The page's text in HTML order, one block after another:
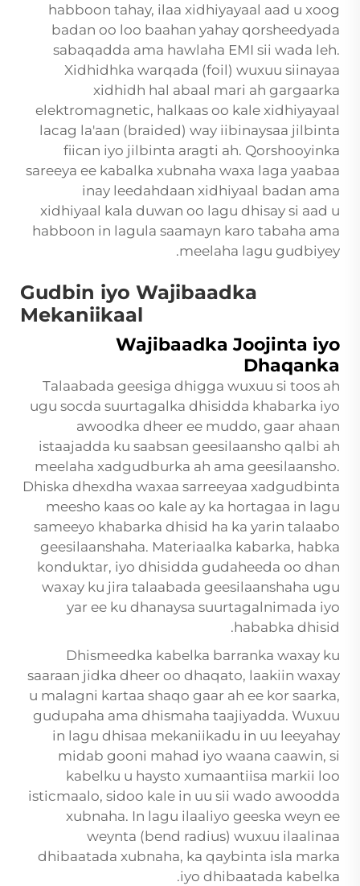
habboon tahay, ilaa xidhiyayaal aad u xoog
badan oo loo baahan yahay qorsheedyada
sabaqadda ama hawlaha EMI sii wada leh.
Xidhidhka warqada (foil) wuxuu siinayaa
xidhidh hal abaal mari ah gargaarka
elektromagnetic, halkaas oo kale xidhiyayaal
lacag la'aan (braided) way iibinaysaa jilbinta
fiican iyo jilbinta aragti ah. Qorshooyinka
sareeya ee kabalka xubnaha waxa laga yaabaa
inay leedahdaan xidhiyaal badan ama
xidhiyaal kala duwan oo lagu dhisay si aad u
habboon in lagula saamayn karo tabaha ama
meelaha lagu gudbiyey.
Gudbin iyo Wajibaadka
Mekaniikaal
Wajibaadka Joojinta iyo
Dhaqanka
Talaabada geesiga dhigga wuxuu si toos ah
ugu socda suurtagalka dhisidda khabarka iyo
awoodka dheer ee muddo, gaar ahaan
istaajadda ku saabsan geesilaansho qalbi ah
meelaha xadgudburka ah ama geesilaansho.
Dhiska dhexdha waxaa sarreeyaa xadgudbinta
meesho kaas oo kale ay ka hortagaa in lagu
sameeyo khabarka dhisid ha ka yarin talaabo
geesilaanshaha. Materiaalka kabarka, habka
konduktar, iyo dhisidda gudaheeda oo dhan
waxay ku jira talaabada geesilaanshaha ugu
yar ee ku dhanaysa suurtagalnimada iyo
hababka dhisid.
Dhismeedka kabelka barranka waxay ku
saaraan jidka dheer oo dhaqato, laakiin waxay
u malagni kartaa shaqo gaar ah ee kor saarka,
gudupaha ama dhismaha taajiyadda. Wuxuu
in lagu dhisaa mekaniikadu in uu leeyahay
midab gooni mahad iyo waana caawin, si
kabelku u haysto xumaantiisa markii loo
isticmaalo, sidoo kale in uu sii wado awoodda
xubnaha. In lagu ilaaliyo geeska weyn ee
weynta (bend radius) wuxuu ilaalinaa
dhibaatada xubnaha, ka qaybinta isla marka
iyo dhibaatada kabelka.